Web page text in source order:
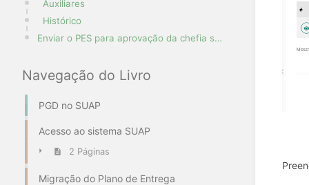
Auxiliares
Histórico
Enviar o PES para aprovação da chefia superior
Navegação do Livro
PGD no SUAP
Acesso ao sistema SUAP
2 Páginas
Migração do Plano de Entrega